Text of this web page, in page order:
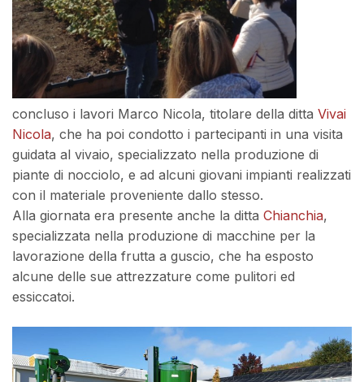
concluso i lavori Marco Nicola, titolare della ditta Vivai
Nicola, che ha poi condotto i partecipanti in una visita
guidata al vivaio, specializzato nella produzione di
piante di nocciolo, e ad alcuni giovani impianti realizzati
con il materiale proveniente dallo stesso.
Alla giornata era presente anche la ditta Chianchia,
specializzata nella produzione di macchine per la
lavorazione della frutta a guscio, che ha esposto
alcune delle sue attrezzature come pulitori ed
essiccatoi.